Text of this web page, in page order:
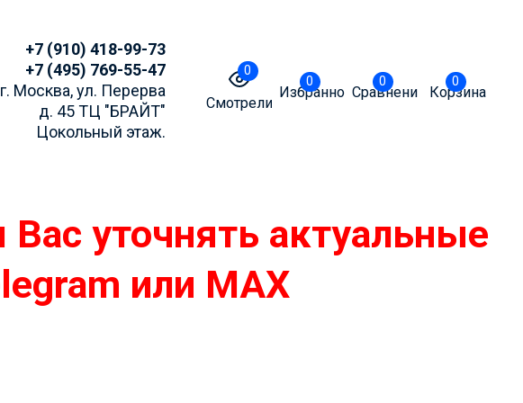
+7 (910) 418-99-73
+7 (495) 769-55-47
г. Москва, ул. Перерва
д. 45 ТЦ "БРАЙТ"
Цокольный этаж.
0
Смотрели
0
Избранное
0
Сравнение
0
Корзина